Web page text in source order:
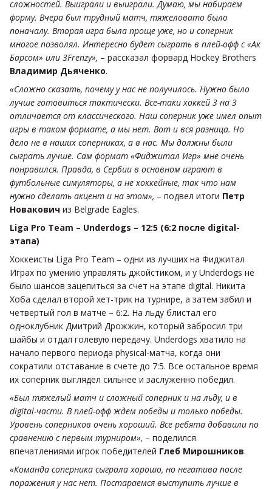
сложностей. Выиграли и выиграли. Думаю, мы набираем
форму. Вчера был трудный матч, тяжеловато было
поначалу. Вторая игра была проще уже, но и соперник
многое позволял. Интересно будет сыграть в плей-офф с «Ак
Барсом» или 3Frenzy», – рассказал форвард Hockey Brothers
Владимир Дьяченко.
«Сложно сказать, почему у нас не получилось. Нужно было
лучше готовиться тактически. Все-таки хоккей 3 на 3
отличается от классического. Наш соперник уже имел опыт
игры в таком формате, а мы нет. Вот и вся разница. Но
дело не в наших соперниках, а в нас. Мы должны были
сыграть лучше. Сам формат «Фиджитал Игр» мне очень
понравился. Правда, в Сербии в основном играют в
футбольные симуляторы, а не хоккейные, так что нам
нужно сделать акцент и на этом», – подвел итоги Петр
Новакович из Belgrade Eagles.
Liga Pro Team – Underdogs – 12:5 (6:2 после digital-
этапа)
Хоккеисты Liga Pro Team – одни из лучших на Фиджитал
Играх по умению управлять джойстиком, и у Underdogs не
было шансов зацепиться за счет на этапе digital. Никита
Хоба сделал второй хет-трик на турнире, а затем забил и
четвертый гол в матче – 6:2. На льду блистал его
одноклубник Дмитрий Дрожжин, который забросил три
шайбы и отдал голевую передачу. Underdogs хватило на
начало первого периода physical-матча, когда они
сократили отставание в счете до 7:5. Все остальное время
их соперник выглядел сильнее и заслуженно победил.
«Был тяжелый матч и сложный соперник и на льду, и в
digital-части. В плей-офф ждем победы и только победы.
Уровень соперников очень хороший. Все ребята добавили по
сравнению с первым турниром», – поделился
впечатлениями игрок победителей Глеб Мирошников.
«Команда соперника сыграла хорошо, но негатива после
поражения у нас нет. Постараемся выступить лучше в